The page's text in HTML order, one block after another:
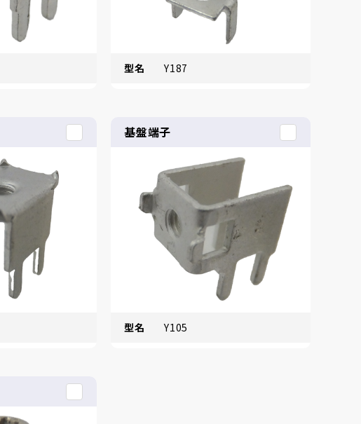
型名 Y187
基盤端子
型名 Y105